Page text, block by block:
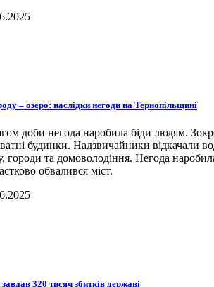
– озеро: наслідки негоди на Тернопільщині
доби негода наробила біди людям.
будинки. Надзвичайники відкачали
городи та домоволодіння. Негода
обвалився міст.
320 тисяч збитків державі